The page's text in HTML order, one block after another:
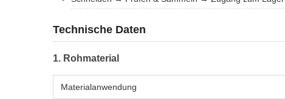
Technische Daten
1. Rohmaterial
Materialanwendung